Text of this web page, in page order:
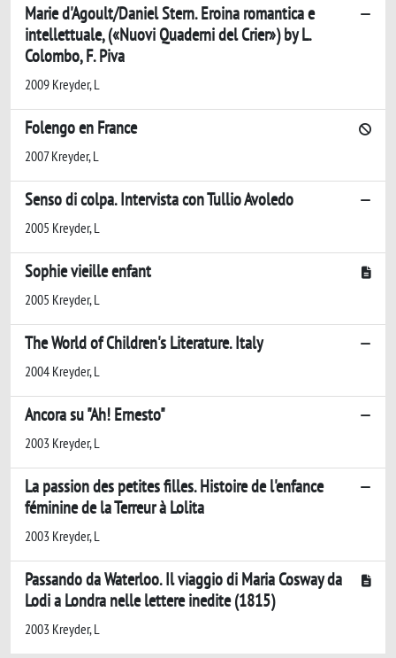
Marie d'Agoult/Daniel Stern. Eroina romantica e
intellettuale, («Nuovi Quaderni del Crier») by L.
Colombo, F. Piva
2009 Kreyder, L
Folengo en France
2007 Kreyder, L
Senso di colpa. Intervista con Tullio Avoledo
2005 Kreyder, L
Sophie vieille enfant
2005 Kreyder, L
The World of Children's Literature. Italy
2004 Kreyder, L
Ancora su "Ah! Ernesto"
2003 Kreyder, L
La passion des petites filles. Histoire de l'enfance
féminine de la Terreur à Lolita
2003 Kreyder, L
Passando da Waterloo. Il viaggio di Maria Cosway da
Lodi a Londra nelle lettere inedite (1815)
2003 Kreyder, L